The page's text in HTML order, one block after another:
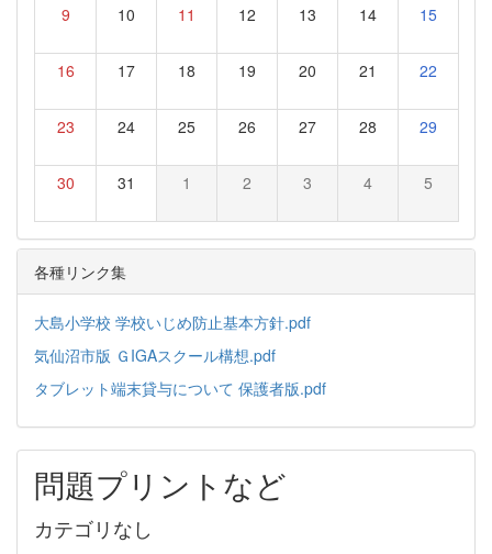
9 10 11 12 13 14 15
16 17 18 19 20 21 22
23 24 25 26 27 28 29
30 31 1 2 3 4 5
各種リンク集
大島小学校 学校いじめ防止基本方針.pdf
気仙沼市版 ＧIGAスクール構想.pdf
タブレット端末貸与について 保護者版.pdf
問題プリントなど
カテゴリなし